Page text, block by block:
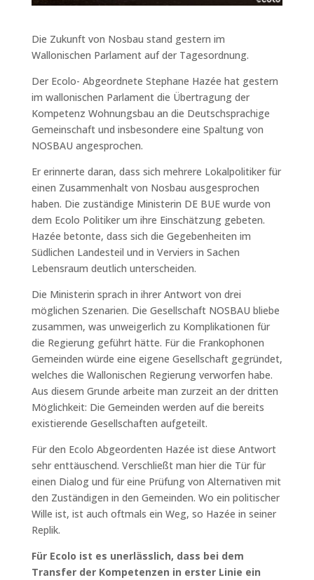
Die Zukunft von Nosbau stand gestern im
Wallonischen Parlament auf der Tagesordnung.
Der Ecolo- Abgeordnete Stephane Hazée hat gestern
im wallonischen Parlament die Übertragung der
Kompetenz Wohnungsbau an die Deutschsprachige
Gemeinschaft und insbesondere eine Spaltung von
NOSBAU angesprochen.
Er erinnerte daran, dass sich mehrere Lokalpolitiker für
einen Zusammenhalt von Nosbau ausgesprochen
haben. Die zuständige Ministerin DE BUE wurde von
dem Ecolo Politiker um ihre Einschätzung gebeten.
Hazée betonte, dass sich die Gegebenheiten im
Südlichen Landesteil und in Verviers in Sachen
Lebensraum deutlich unterscheiden.
Die Ministerin sprach in ihrer Antwort von drei
möglichen Szenarien. Die Gesellschaft NOSBAU bliebe
zusammen, was unweigerlich zu Komplikationen für
die Regierung geführt hätte. Für die Frankophonen
Gemeinden würde eine eigene Gesellschaft gegründet,
welches die Wallonischen Regierung verworfen habe.
Aus diesem Grunde arbeite man zurzeit an der dritten
Möglichkeit: Die Gemeinden werden auf die bereits
existierende Gesellschaften aufgeteilt.
Für den Ecolo Abgeordenten Hazée ist diese Antwort
sehr enttäuschend. Verschließt man hier die Tür für
einen Dialog und für eine Prüfung von Alternativen mit
den Zuständigen in den Gemeinden. Wo ein politischer
Wille ist, ist auch oftmals ein Weg, so Hazée in seiner
Replik.
Für Ecolo ist es unerlässlich, dass bei dem
Transfer der Kompetenzen in erster Linie ein